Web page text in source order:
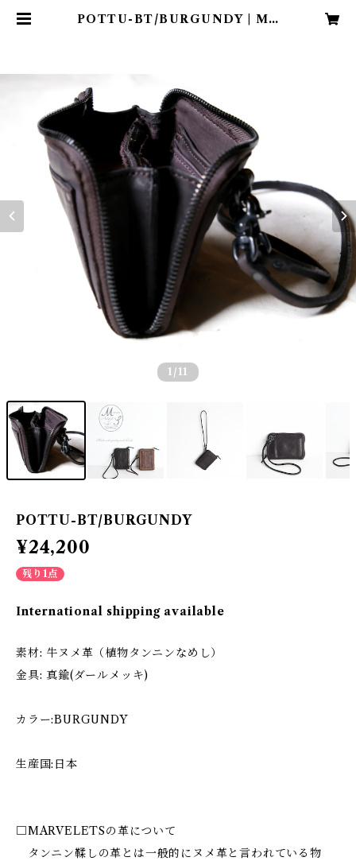
POTTU-BT/BURGUNDY | MA
1 /11
POTTU-BT/BURGUNDY
¥24,200
残り1点
International shipping available
素材: 牛ヌメ革（植物タンニンなめし）
金具: 真鍮(ダールメッキ)
カラー:BURGUNDY
生産国:日本
□MARVELETSの革について
タンニン鞣しの革とは一般的にヌメ革と言われている物